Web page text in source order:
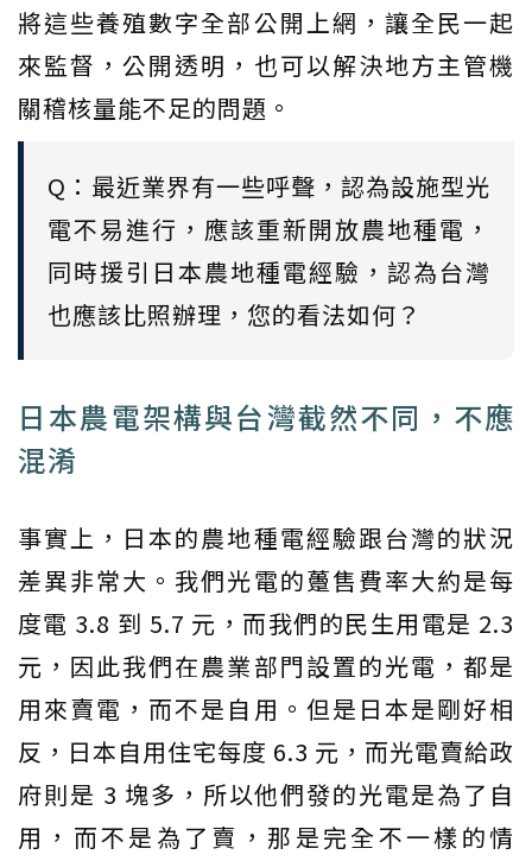
將這些養殖數字全部公開上網，讓全民一起
來監督，公開透明，也可以解決地方主管機
關稽核量能不足的問題。
Q：最近業界有一些呼聲，認為設施型光
電不易進行，應該重新開放農地種電，
同時援引日本農地種電經驗，認為台灣
也應該比照辦理，您的看法如何？
日本農電架構與台灣截然不同，不應
混淆
事實上，日本的農地種電經驗跟台灣的狀況
差異非常大。我們光電的躉售費率大約是每
度電 3.8 到 5.7 元，而我們的民生用電是 2.3
元，因此我們在農業部門設置的光電，都是
用來賣電，而不是自用。但是日本是剛好相
反，日本自用住宅每度 6.3 元，而光電賣給政
府則是 3 塊多，所以他們發的光電是為了自
用，而不是為了賣，那是完全不一樣的情